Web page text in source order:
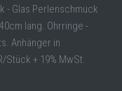
- Glas Perlenschmuck
lang. Ohrringe -
Anhänger in
Stück + 19% MwSt.